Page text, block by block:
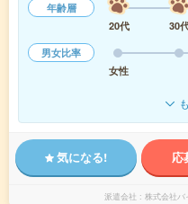
年齢層
20代
30
男女比率
女性
気になる! 応
派遣会社 株式会社バ